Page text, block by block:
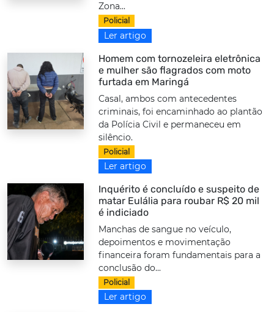
Zona...
Policial
Ler artigo
Homem com tornozeleira eletrônica
e mulher são flagrados com moto
furtada em Maringá
Casal, ambos com antecedentes
criminais, foi encaminhado ao plantão
da Polícia Civil e permaneceu em
silêncio.
Policial
Ler artigo
Inquérito é concluído e suspeito de
matar Eulália para roubar R$ 20 mil
é indiciado
Manchas de sangue no veículo,
depoimentos e movimentação
financeira foram fundamentais para a
conclusão do...
Policial
Ler artigo